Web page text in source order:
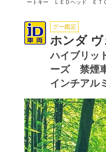
ートキー ＬＥＤヘッド ＥＴ
グー鑑定
ホンダ
ハイブリ
ーズ 禁煙
インチア